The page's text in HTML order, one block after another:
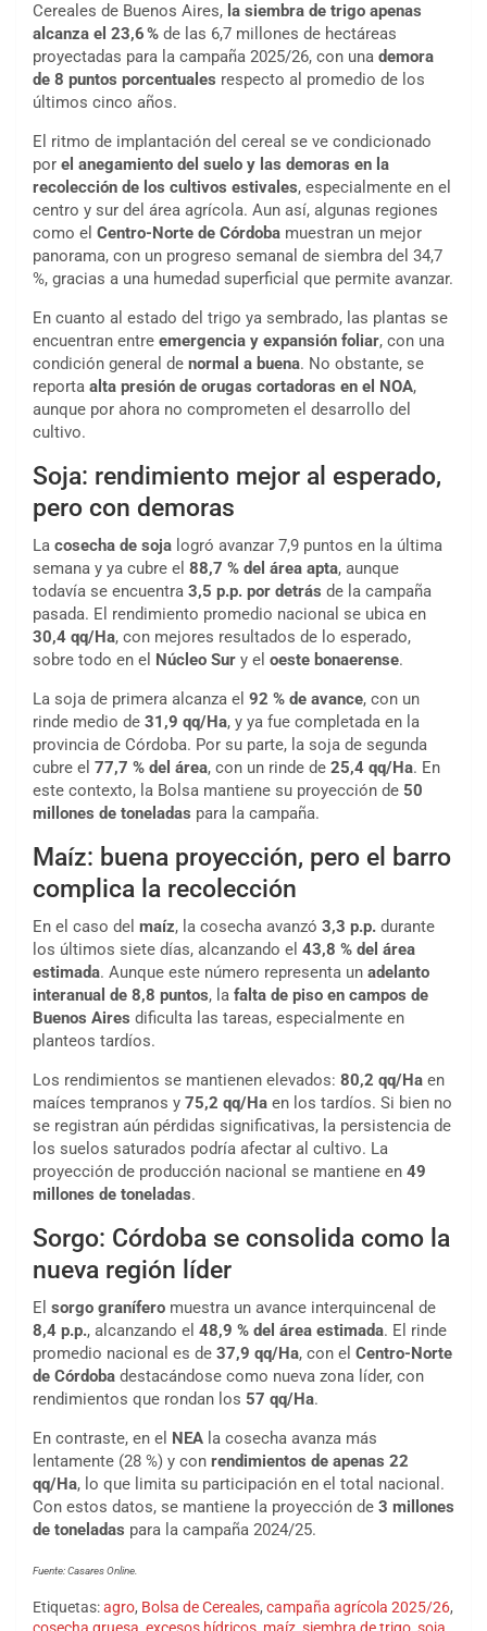
Cereales de Buenos Aires, la siembra de trigo apenas
alcanza el 23,6 % de las 6,7 millones de hectáreas
proyectadas para la campaña 2025/26, con una demora
de 8 puntos porcentuales respecto al promedio de los
últimos cinco años.
El ritmo de implantación del cereal se ve condicionado
por el anegamiento del suelo y las demoras en la
recolección de los cultivos estivales, especialmente en el
centro y sur del área agrícola. Aun así, algunas regiones
como el Centro-Norte de Córdoba muestran un mejor
panorama, con un progreso semanal de siembra del 34,7
%, gracias a una humedad superficial que permite avanzar.
En cuanto al estado del trigo ya sembrado, las plantas se
encuentran entre emergencia y expansión foliar, con una
condición general de normal a buena. No obstante, se
reporta alta presión de orugas cortadoras en el NOA,
aunque por ahora no comprometen el desarrollo del
cultivo.
Soja: rendimiento mejor al esperado,
pero con demoras
La cosecha de soja logró avanzar 7,9 puntos en la última
semana y ya cubre el 88,7 % del área apta, aunque
todavía se encuentra 3,5 p.p. por detrás de la campaña
pasada. El rendimiento promedio nacional se ubica en
30,4 qq/Ha, con mejores resultados de lo esperado,
sobre todo en el Núcleo Sur y el oeste bonaerense.
La soja de primera alcanza el 92 % de avance, con un
rinde medio de 31,9 qq/Ha, y ya fue completada en la
provincia de Córdoba. Por su parte, la soja de segunda
cubre el 77,7 % del área, con un rinde de 25,4 qq/Ha. En
este contexto, la Bolsa mantiene su proyección de 50
millones de toneladas para la campaña.
Maíz: buena proyección, pero el barro
complica la recolección
En el caso del maíz, la cosecha avanzó 3,3 p.p. durante
los últimos siete días, alcanzando el 43,8 % del área
estimada. Aunque este número representa un adelanto
interanual de 8,8 puntos, la falta de piso en campos de
Buenos Aires dificulta las tareas, especialmente en
planteos tardíos.
Los rendimientos se mantienen elevados: 80,2 qq/Ha en
maíces tempranos y 75,2 qq/Ha en los tardíos. Si bien no
se registran aún pérdidas significativas, la persistencia de
los suelos saturados podría afectar al cultivo. La
proyección de producción nacional se mantiene en 49
millones de toneladas.
Sorgo: Córdoba se consolida como la
nueva región líder
El sorgo granífero muestra un avance interquincenal de
8,4 p.p., alcanzando el 48,9 % del área estimada. El rinde
promedio nacional es de 37,9 qq/Ha, con el Centro-Norte
de Córdoba destacándose como nueva zona líder, con
rendimientos que rondan los 57 qq/Ha.
En contraste, en el NEA la cosecha avanza más
lentamente (28 %) y con rendimientos de apenas 22
qq/Ha, lo que limita su participación en el total nacional.
Con estos datos, se mantiene la proyección de 3 millones
de toneladas para la campaña 2024/25.
Fuente: Casares Online.
Etiquetas:agro, Bolsa de Cereales, campaña agrícola 2025/26,